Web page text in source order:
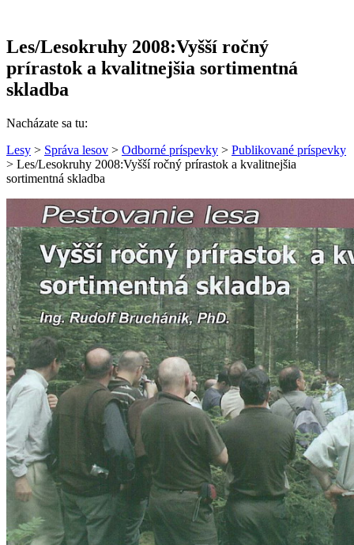
Les/Lesokruhy 2008:Vyšší ročný
prírastok a kvalitnejšia sortimentná
skladba
Nacházate sa tu:
Lesy > Správa lesov > Odborné príspevky > Publikované príspevky
> Les/Lesokruhy 2008:Vyšší ročný prírastok a kvalitnejšia
sortimentná skladba